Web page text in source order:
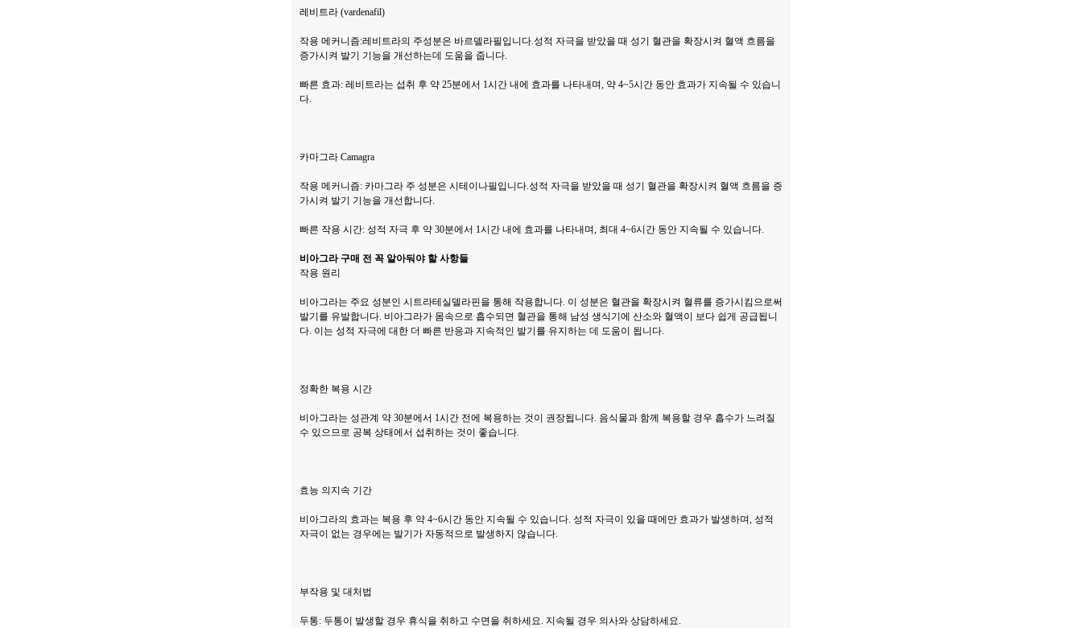
레비트라 (vardenafil)
작용 메커니즘:레비트라의 주성분은 바르델라필입니다.성적 자극을 받았을 때 성기 혈관을 확장시켜 혈액 흐름을
증가시켜 발기 기능을 개선하는데 도움을 줍니다.
빠른 효과: 레비트라는 섭취 후 약 25분에서 1시간 내에 효과를 나타내며, 약 4~5시간 동안 효과가 지속될 수 있습니
다.
카마그라 Camagra
작용 메커니즘: 카마그라 주 성분은 시테이나필입니다.성적 자극을 받았을 때 성기 혈관을 확장시켜 혈액 흐름을 증
가시켜 발기 기능을 개선합니다.
빠른 작용 시간: 성적 자극 후 약 30분에서 1시간 내에 효과를 나타내며, 최대 4~6시간 동안 지속될 수 있습니다.
비아그라 구매 전 꼭 알아둬야 할 사항들
작용 원리
비아그라는 주요 성분인 시트라테실델라핀을 통해 작용합니다. 이 성분은 혈관을 확장시켜 혈류를 증가시킴으로써
발기를 유발합니다. 비아그라가 몸속으로 흡수되면 혈관을 통해 남성 생식기에 산소와 혈액이 보다 쉽게 공급됩니
다. 이는 성적 자극에 대한 더 빠른 반응과 지속적인 발기를 유지하는 데 도움이 됩니다.
정확한 복용 시간
비아그라는 성관계 약 30분에서 1시간 전에 복용하는 것이 권장됩니다. 음식물과 함께 복용할 경우 흡수가 느려질
수 있으므로 공복 상태에서 섭취하는 것이 좋습니다.
효능 의지속 기간
비아그라의 효과는 복용 후 약 4~6시간 동안 지속될 수 있습니다. 성적 자극이 있을 때에만 효과가 발생하며, 성적
자극이 없는 경우에는 발기가 자동적으로 발생하지 않습니다.
부작용 및 대처법
두통: 두통이 발생할 경우 휴식을 취하고 수면을 취하세요. 지속될 경우 의사와 상담하세요.